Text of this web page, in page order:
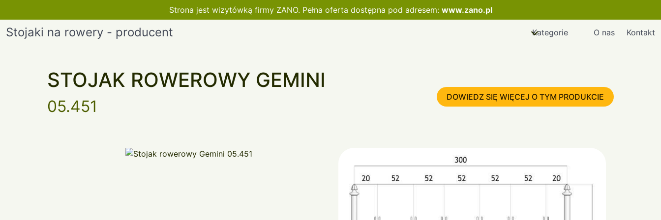
Strona jest wizytówką firmy ZANO. Pełna oferta dostępna pod adresem: www.zano.pl
Stojaki na rowery - producent Kategorie O nas Kontakt
STOJAK ROWEROWY GEMINI
05.451
DOWIEDZ SIĘ WIĘCEJ O TYM PRODUKCIE